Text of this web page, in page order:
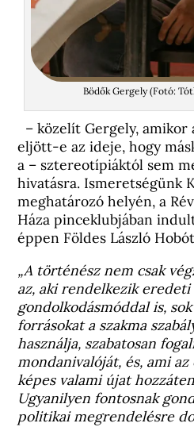
Bödők Gergely (Fotó:
– közelít Gergely,
eljött-e az ideje, hogy
a – sztereotípiáktól sem
hivatásra. Ismeretségünk
meghatározó helyén, a
Háza pinceklubjában
éppen Földes László
„A történész nem csak
az, aki rendelkezik eredeti
gondolkodásmóddal is,
forrásokat a szakma
használja, szabatosan
mondanivalóját, és, ami
képes valami újat
Ugyanilyen fontosnak
politikai megrendelésre